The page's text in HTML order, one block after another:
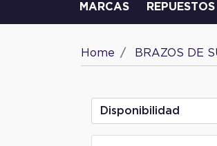
MARCAS REPUESTOS
Home BRAZOS DE